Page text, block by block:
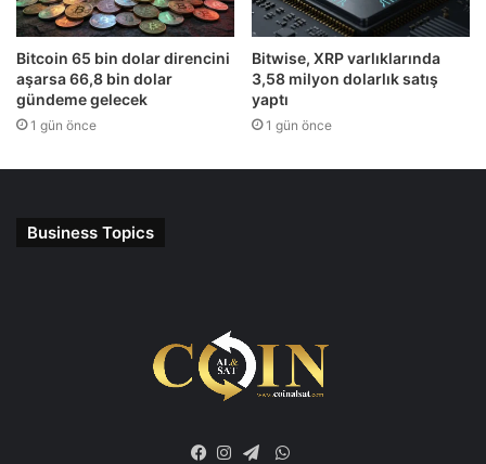
Bitcoin 65 bin dolar direncini
aşarsa 66,8 bin dolar
gündeme gelecek
1 gün önce
Bitwise, XRP varlıklarında
3,58 milyon dolarlık satış
yaptı
1 gün önce
Business Topics
WhatsApp